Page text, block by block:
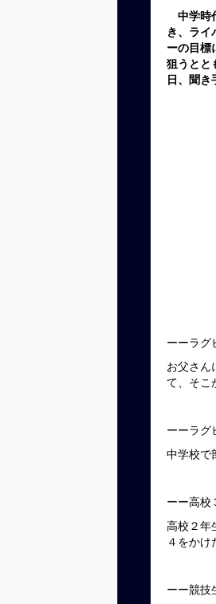
中学時
き、ライ
ーの目標
狙うとと
日、聞き
ーーラグ
お父さん
て、そこ
ーーラグ
中学校で
ーー高校
高校２年
４をか
ーー競技